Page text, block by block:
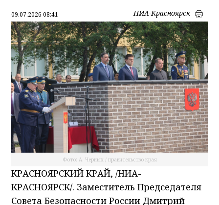
09.07.2026 08:41 НИА-Красноярск
Фото: А. Черных / правительство края
КРАСНОЯРСКИЙ КРАЙ, /НИА-
КРАСНОЯРСК/. Заместитель Председателя
Совета Безопасности России Дмитрий